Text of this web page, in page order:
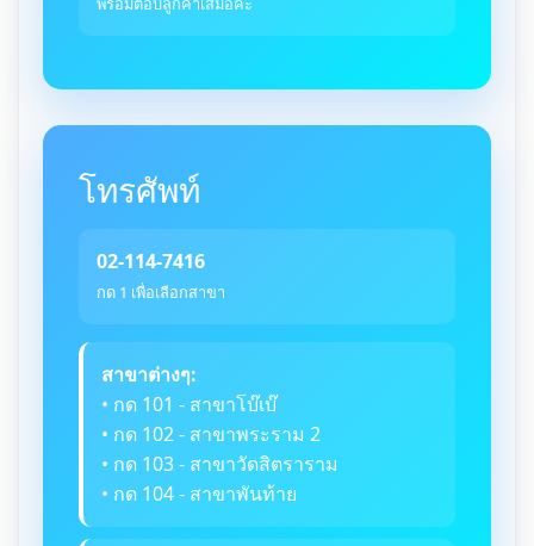
โทรศัพท์
02-114-7416
กด 1 เพื่อเลือกสาขา
สาขาต่างๆ:
• กด 101 - สาขาโบ๊เบ๊
• กด 102 - สาขาพระราม 2
• กด 103 - สาขาวัดสิตราราม
• กด 104 - สาขาพันท้าย